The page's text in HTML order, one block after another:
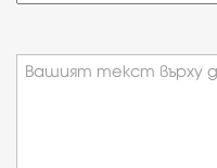
Вашият текст върху